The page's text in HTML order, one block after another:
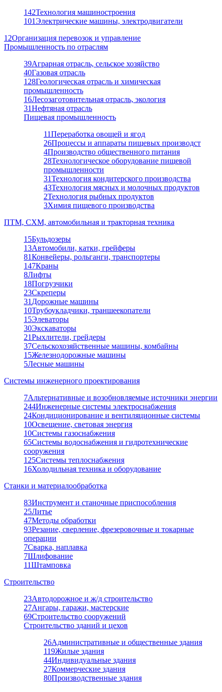
142Технология машиностроения
101Электрические машины, электродвигатели
12Организация перевозок и управление
Промышленность по отраслям
39Аграрная отрасль, сельское хозяйство
40Газовая отрасль
128Геологическая отрасль и химическая
промышленность
16Лесозаготовительная отрасль, экология
31Нефтяная отрасль
Пищевая промышленность
11Переработка овощей и ягод
26Процессы и аппараты пищевых производст
4Производство общественного питания
28Технологическое оборудование пищевой
промышленности
31Технология кондитерского производства
43Технология мясных и молочных продуктов
2Технология рыбных продуктов
3Химия пищевого производства
ПТМ, СХМ, автомобильная и тракторная техника
15Бульдозеры
13Автомобили, катки, грейферы
81Конвейеры, рольганги, транспортеры
147Краны
8Лифты
18Погрузчики
23Скреперы
31 Дорожные машины
10Трубоукладчики, траншеекопатели
15Элеваторы
30Экскаваторы
21Рыхлители, грейдеры
37Сельскохозяйственные машины, комбайны
15Железнодорожные машины
5Лесные машины
Системы инженерного проектирования
7Альтернативные и возобновляемые источники энергии
244Инженерные системы электроснабжения
24Кондиционирование и вентиляционные системы
10Освещение, световая энергия
10Системы газоснабжения
65Системы водоснабжения и гидротехнические
сооружения
125Системы теплоснабжения
16Холодильная техника и оборудование
Станки и материалообработка
83Инструмент и станочные приспособления
25Литье
47Методы обработки
93Резание, сверление, фрезеровочные и токарные
операции
7Сварка, наплавка
7Шлифование
11Штамповка
Строительство
23Автодорожное и ж/д строительство
27Ангары, гаражи, мастерские
69Строительство сооружений
Строительство зданий и цехов
26Административные и общественные здания
119Жилые здания
44Индивидуальные здания
27Коммерческие здания
80Производственные здания